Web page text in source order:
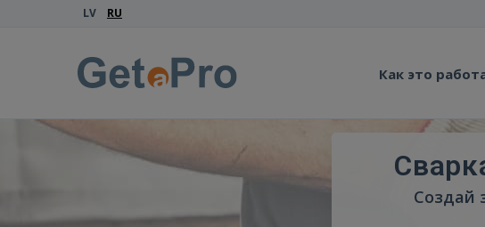
LV RU
Как это
Создай